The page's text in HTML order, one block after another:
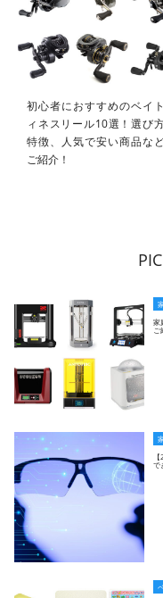
初心者におすすめのベイ
ィネスリール10選！選び
特徴、人気で安い商品な
ご紹介！
家
ご
で